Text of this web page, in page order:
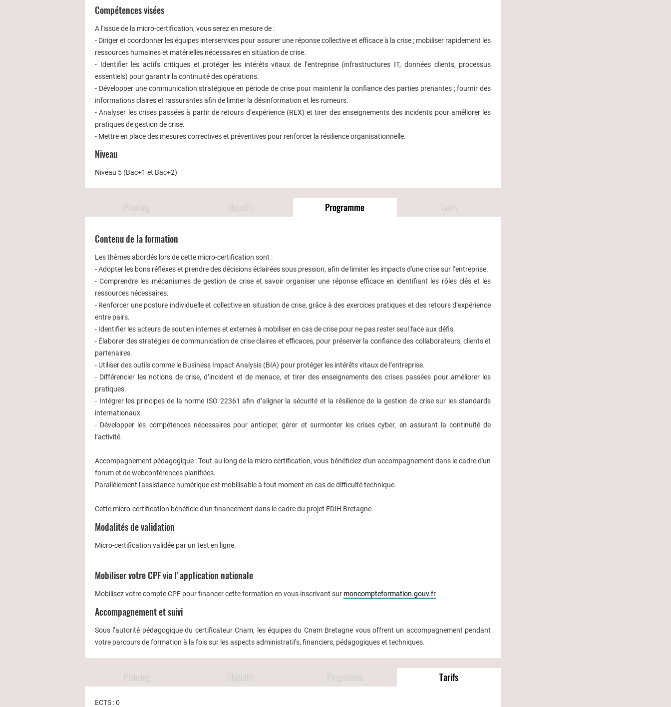
Compétences visées
A l'issue de la micro-certification, vous serez en mesure de :
- Diriger et coordonner les équipes interservices pour assurer une réponse collective et efficace à la crise ; mobiliser rapidement les
ressources humaines et matérielles nécessaires en situation de crise.
- Identifier les actifs critiques et protéger les intérêts vitaux de l’entreprise (infrastructures IT, données clients, processus
essentiels) pour garantir la continuité des opérations.
- Développer une communication stratégique en période de crise pour maintenir la confiance des parties prenantes ; fournir des
informations claires et rassurantes afin de limiter la désinformation et les rumeurs.
- Analyser les crises passées à partir de retours d’expérience (REX) et tirer des enseignements des incidents pour améliorer les
pratiques de gestion de crise.
- Mettre en place des mesures correctives et préventives pour renforcer la résilience organisationnelle.
Niveau
Niveau 5 (Bac+1 et Bac+2)
Planning Objectifs Programme Tarifs
Contenu de la formation
Les thèmes abordés lors de cette micro-certification sont :
- Adopter les bons réflexes et prendre des décisions éclairées sous pression, afin de limiter les impacts d'une crise sur l’entreprise.
- Comprendre les mécanismes de gestion de crise et savoir organiser une réponse efficace en identifiant les rôles clés et les
ressources nécessaires.
- Renforcer une posture individuelle et collective en situation de crise, grâce à des exercices pratiques et des retours d’expérience
entre pairs.
- Identifier les acteurs de soutien internes et externes à mobiliser en cas de crise pour ne pas rester seul face aux défis.
- Élaborer des stratégies de communication de crise claires et efficaces, pour préserver la confiance des collaborateurs, clients et
partenaires.
- Utiliser des outils comme le Business Impact Analysis (BIA) pour protéger les intérêts vitaux de l’entreprise.
- Différencier les notions de crise, d’incident et de menace, et tirer des enseignements des crises passées pour améliorer les
pratiques.
- Intégrer les principes de la norme ISO 22361 afin d’aligner la sécurité et la résilience de la gestion de crise sur les standards
internationaux.
- Développer les compétences nécessaires pour anticiper, gérer et surmonter les crises cyber, en assurant la continuité de
l’activité.
Accompagnement pédagogique : Tout au long de la micro certification, vous bénéficiez d'un accompagnement dans le cadre d'un
forum et de webconférences planifiées.
Parallèlement l'assistance numérique est mobilisable à tout moment en cas de difficulté technique.
Cette micro-certification bénéficie d'un financement dans le cadre du projet EDIH Bretagne.
Modalités de validation
Micro-certification validée par un test en ligne.
Mobiliser votre CPF via l'application nationale
Mobilisez votre compte CPF pour financer cette formation en vous inscrivant sur moncompteformation.gouv.fr
Accompagnement et suivi
Sous l’autorité pédagogique du certificateur Cnam, les équipes du Cnam Bretagne vous offrent un accompagnement pendant
votre parcours de formation à la fois sur les aspects administratifs, financiers, pédagogiques et techniques.
Planning Objectifs Programme Tarifs
ECTS : 0